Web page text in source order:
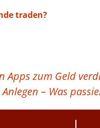
traden?
Apps zum Geld
– Was